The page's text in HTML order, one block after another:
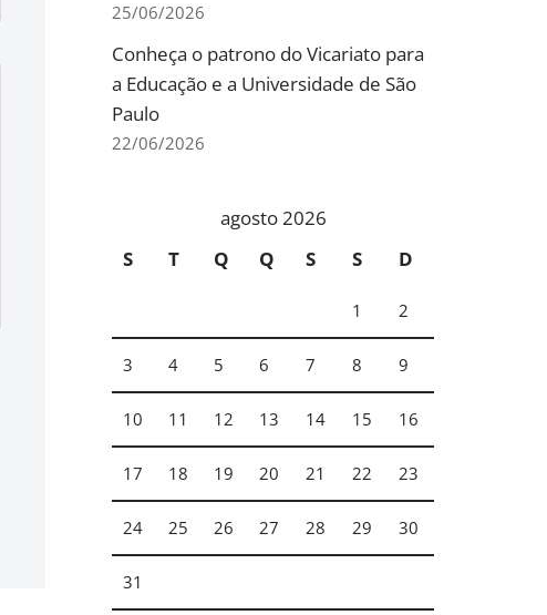
25/06/2026
Conheça o patrono do Vicariato para
a Educação e a Universidade de São
Paulo
22/06/2026
agosto 2026
S
T Q Q S S D
1 2
3 4 5 6 7 8 9
10 11 12 13 14 15 16
17 18 19 20 21 22 23
24 25 26 27 28 29 30
31